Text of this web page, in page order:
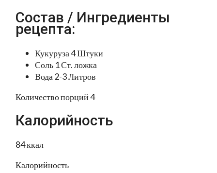
Состав / Ингредиенты
рецепта:
Кукуруза 4 Штуки
Соль 1 Ст. ложка
Вода 2-3 Литров
Количество порций 4
Калорийность
84 ккал
Калорийность